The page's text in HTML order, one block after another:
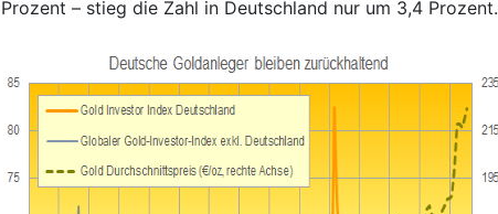
Prozent – stieg die Zahl in Deutschland nur um 3,4 Prozent.